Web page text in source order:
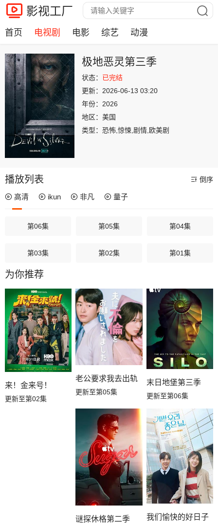
影视工厂
首页 电视剧 电影 综艺 动漫
极地恶灵第三季
状态： 已完结
更新： 2026-06-13 03:20
年份： 2026
地区： 美国
类型： 恐怖,惊悚,剧情,欧美剧
播放列表 倒序
高清 ikun 非凡 量子
第06集 第05集 第04集
第03集 第02集 第01集
为你推荐
来！金来号！
更新至第02集
老公要求我去出轨
更新至第05集
末日地堡第三季
更新至第06集
谜探休格第二季 我们愉快的好日子